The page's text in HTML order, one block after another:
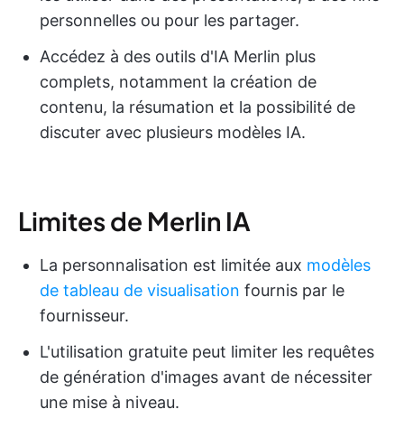
personnelles ou pour les partager.
Accédez à des outils d'IA Merlin plus
complets, notamment la création de
contenu, la résumation et la possibilité de
discuter avec plusieurs modèles IA.
Limites de Merlin IA
La personnalisation est limitée aux modèles
de tableau de visualisation fournis par le
fournisseur.
L'utilisation gratuite peut limiter les requêtes
de génération d'images avant de nécessiter
une mise à niveau.